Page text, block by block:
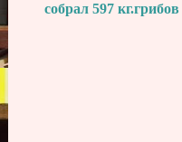
собрал 597